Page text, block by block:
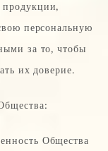
персональную
за то, чтобы
их доверие.
Общества